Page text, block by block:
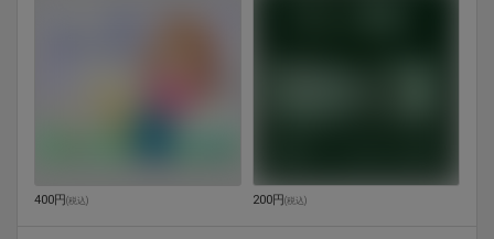
400円(税込) 200円(税込)